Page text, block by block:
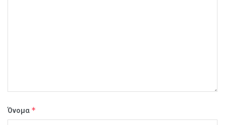
Όνομα *